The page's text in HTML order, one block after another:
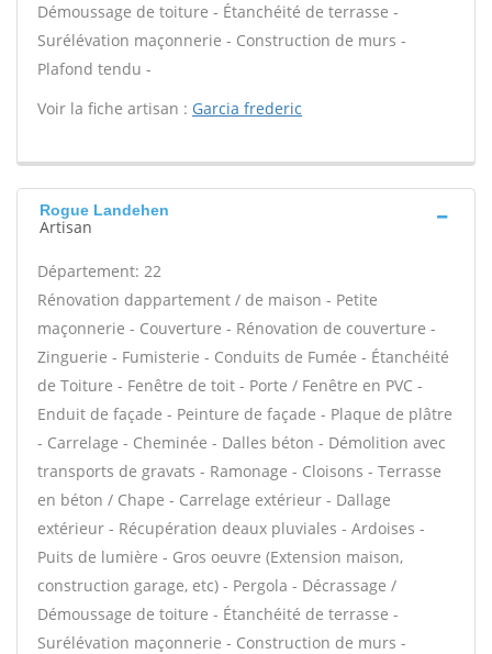
Démoussage de toiture - Étanchéité de terrasse -
Surélévation maçonnerie - Construction de murs -
Plafond tendu -
Voir la fiche artisan : Garcia frederic
Rogue Landehen
Artisan
Département: 22
Rénovation dappartement / de maison - Petite
maçonnerie - Couverture - Rénovation de couverture -
Zinguerie - Fumisterie - Conduits de Fumée - Étanchéité
de Toiture - Fenêtre de toit - Porte / Fenêtre en PVC -
Enduit de façade - Peinture de façade - Plaque de plâtre
- Carrelage - Cheminée - Dalles béton - Démolition avec
transports de gravats - Ramonage - Cloisons - Terrasse
en béton / Chape - Carrelage extérieur - Dallage
extérieur - Récupération deaux pluviales - Ardoises -
Puits de lumière - Gros oeuvre (Extension maison,
construction garage, etc) - Pergola - Décrassage /
Démoussage de toiture - Étanchéité de terrasse -
Surélévation maçonnerie - Construction de murs -